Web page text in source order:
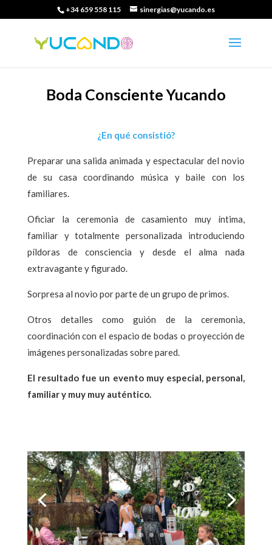
+34 659 558 115 sinergias@yucando.es
Boda Consciente Yucando
¿En qué consistió?
Preparar una salida animada y espectacular del novio
de su casa coordinando música y baile con los
familiares.
Oficiar la ceremonia de casamiento muy íntima,
familiar y totalmente personalizada introduciendo
píldoras de consciencia y desde el alma nada
extravagante y figurado.
Sorpresa al novio por parte de un grupo de primos.
Otros detalles como guión de la ceremonia,
coordinación con el espacio de bodas o proyección de
imágenes personalizadas sobre pared.
El resultado fue un evento muy especial, personal,
familiar y muy muy auténtico.